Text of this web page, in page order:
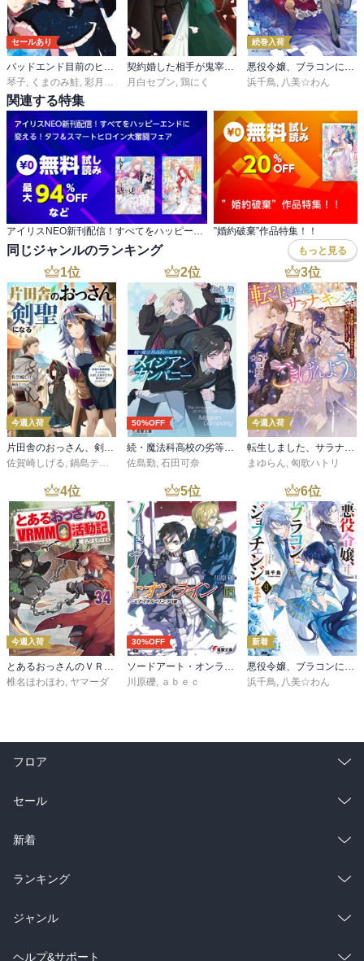
セールあり
琴子
くまのみ鮭 彩月つかさ
月白セブン 鶏にく
続巻入荷
浜千鳥
八美☆わん
関連する特集
”婚約破棄”作品特集！！
同じジャンルのランキング もっと見る
1位
今週入荷
片田舎のおっさん、剣聖になる 11 ～ただの田舎の剣術師範だったのに、大成した弟子たちが俺を放ってくれない件～
佐賀崎しげる, 鍋島テツヒロ
2位
50%OFF
続・魔法科高校の劣等生 メイジアン・カンパニー(11)
佐島勤, 石田可奈
3位
今週入荷
転生しました、サラナ・キンジェです。ごきげんよう。５ ～婚約破棄されたので田舎で気ままに暮らしたいと思います～【電子書店共通特典SS付】
まゆらん, 匈歌ハトリ
4位
今週入荷
とあるおっさんのＶＲＭＭＯ活動記34
椎名ほわほわ, ヤマーダ
5位
30%OFF
ソードアート・オンライン29 ユナイタル・リングVIII
川原礫, ａｂｅｃ
6位
新着
悪役令嬢、ブラコンにジョブチェンジします９【電子特典付き】
浜千鳥, 八美☆わん
フロア
総合
ラノベ
雑誌・グラビア
BL・TL
セール
総合
ラノベ
雑誌・グラビア
BL・TL
新着
総合
ラノベ
雑誌・グラビア
ランキング
総合
ラノベ
ジャンル
コミック
ヘルプ&サポート